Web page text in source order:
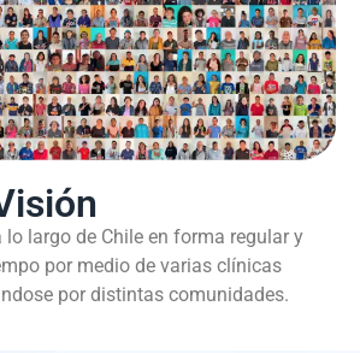
lo largo de Chile en forma regular y
por medio de varias clínicas
por distintas comunidades.